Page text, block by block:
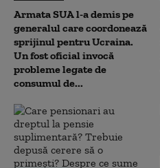
Armata SUA l-a demis pe
generalul care coordonează
sprijinul pentru Ucraina.
Un fost oficial invocă
probleme legate de
consumul de...